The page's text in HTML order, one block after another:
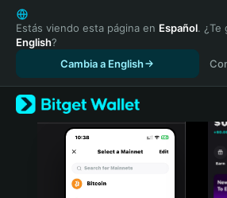
English
日本語
Tiếng Việt
Español (Latinoamérica)
Türkçe
Italiano
Estás viendo esta página en Español. ¿Te
English?
Cambia a English